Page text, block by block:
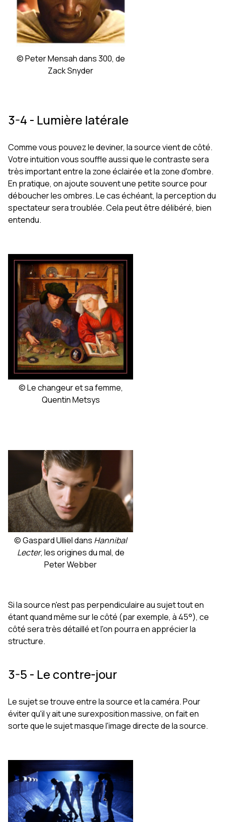
© Peter Mensah dans 300, de
Zack Snyder
3-4 - Lumière latérale
Comme vous pouvez le deviner, la source vient de côté.
Votre intuition vous souffle aussi que le contraste sera
très important entre la zone éclairée et la zone d'ombre.
En pratique, on ajoute souvent une petite source pour
déboucher les ombres. Le cas échéant, la perception du
spectateur sera troublée. Cela peut être délibéré, bien
entendu.
© Le changeur et sa femme,
Quentin Metsys
© Gaspard Ulliel dans Hannibal
Lecter, les origines du mal, de
Peter Webber
Si la source n'est pas perpendiculaire au sujet tout en
étant quand même sur le côté (par exemple, à 45°), ce
côté sera très détaillé et l'on pourra en apprécier la
structure.
3-5 - Le contre-jour
Le sujet se trouve entre la source et la caméra. Pour
éviter qu'il y ait une surexposition massive, on fait en
sorte que le sujet masque l'image directe de la source.